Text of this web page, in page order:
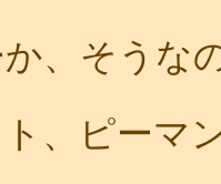
、そうな
ピーマン